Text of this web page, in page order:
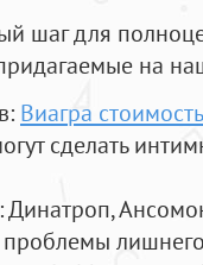
шаг для
на
Виагра
сделать
: Динатроп,